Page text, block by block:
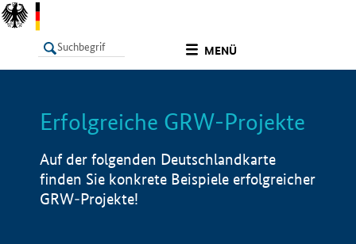
MENÜ
LISTE Info
Erfolgreiche GRW-Projekte
Auf der folgenden Deutschlandkarte
finden Sie konkrete Beispiele erfolgreicher
GRW-Projekte!